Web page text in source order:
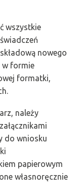
wszystkie
nowego
w formie
formatki,
należy
do wniosku
papierowym
własnoręcznie